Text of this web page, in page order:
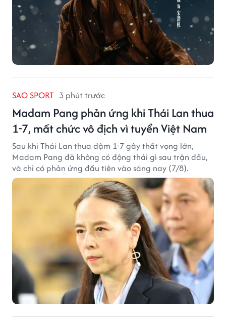
SAO SPORT 3 phút trước
Madam Pang phản ứng khi Thái Lan thua
1-7, mất chức vô địch vì tuyển Việt Nam
Sau khi Thái Lan thua đậm 1-7 gây thất vọng lớn,
Madam Pang đã không có động thái gì sau trận đấu,
và chỉ có phản ứng đầu tiên vào sáng nay (7/8).